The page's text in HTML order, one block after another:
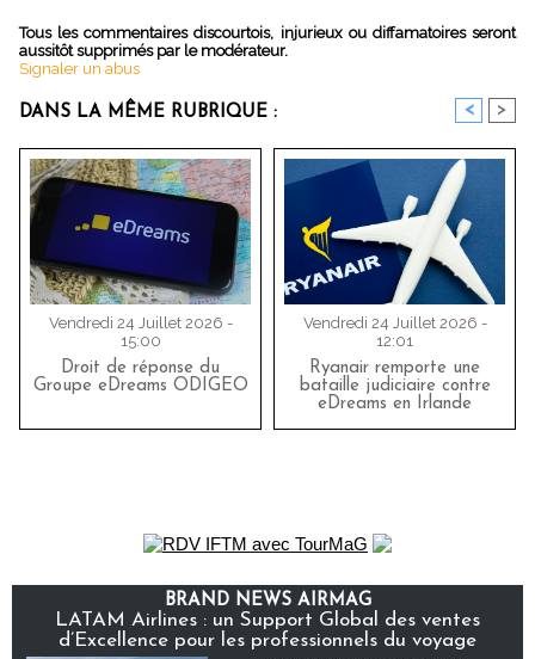
Tous les commentaires discourtois, injurieux ou diffamatoires seront
aussitôt supprimés par le modérateur.
Signaler un abus
DANS LA MÊME RUBRIQUE : < >
Vendredi 24 Juillet 2026 -
15:00
Droit de réponse du
Groupe eDreams ODIGEO
Vendredi 24 Juillet 2026 -
12:01
Ryanair remporte une
bataille judiciaire contre
eDreams en Irlande
BRAND NEWS AIRMAG
LATAM Airlines : un Support Global des ventes
d’Excellence pour les professionnels du voyage